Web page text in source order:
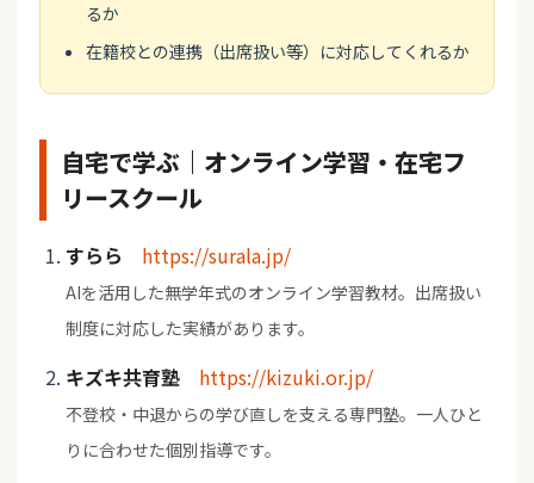
るか
在籍校との連携（出席扱い等）に対応してくれるか
自宅で学ぶ｜オンライン学習・在宅フ
リースクール
すらら https://surala.jp/
AIを活用した無学年式のオンライン学習教材。出席扱い
制度に対応した実績があります。
キズキ共育塾 https://kizuki.or.jp/
不登校・中退からの学び直しを支える専門塾。一人ひと
りに合わせた個別指導です。